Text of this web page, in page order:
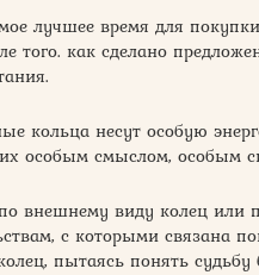
лучшее время для
того. как сделано
кольца несут особую
особым смыслом, особым
внешнему виду колец или
с которыми связана
пытаясь понять судьбу